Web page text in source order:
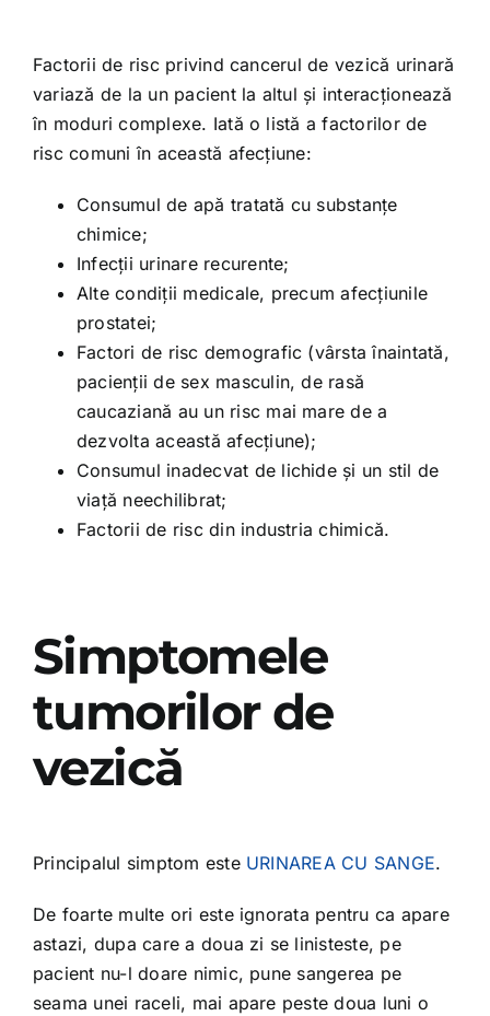
Factorii de risc privind cancerul de vezică urinară
variază de la un pacient la altul și interacționează
în moduri complexe. Iată o listă a factorilor de
risc comuni în această afecțiune:
Consumul de apă tratată cu substanțe
chimice;
Infecții urinare recurente;
Alte condiții medicale, precum afecțiunile
prostatei;
Factori de risc demografic (vârsta înaintată,
pacienții de sex masculin, de rasă
caucaziană au un risc mai mare de a
dezvolta această afecțiune);
Consumul inadecvat de lichide și un stil de
viață neechilibrat;
Factorii de risc din industria chimică.
Simptomele
tumorilor de
vezică
Principalul simptom este URINAREA CU SANGE.
De foarte multe ori este ignorata pentru ca apare
astazi, dupa care a doua zi se linisteste, pe
pacient nu-l doare nimic, pune sangerea pe
seama unei raceli, mai apare peste doua luni o